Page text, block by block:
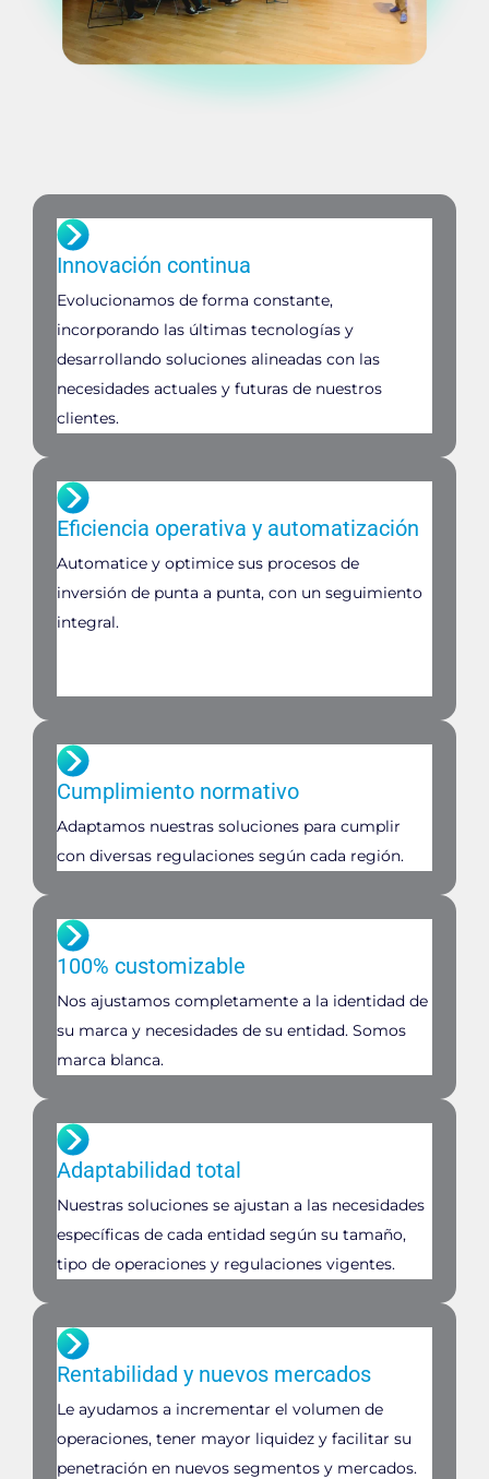
Innovación continua
Evolucionamos de forma constante,
incorporando las últimas tecnologías y
desarrollando soluciones alineadas con las
necesidades actuales y futuras de nuestros
clientes.
Eficiencia operativa y automatización
Automatice y optimice sus procesos de
inversión de punta a punta, con un seguimiento
integral.
Cumplimiento normativo
Adaptamos nuestras soluciones para cumplir
con diversas regulaciones según cada región.
100% customizable
Nos ajustamos completamente a la identidad de
su marca y necesidades de su entidad. Somos
marca blanca.
Adaptabilidad total
Nuestras soluciones se ajustan a las necesidades
específicas de cada entidad según su tamaño,
tipo de operaciones y regulaciones vigentes.
Rentabilidad y nuevos mercados
Le ayudamos a incrementar el volumen de
operaciones, tener mayor liquidez y facilitar su
penetración en nuevos segmentos y mercados.